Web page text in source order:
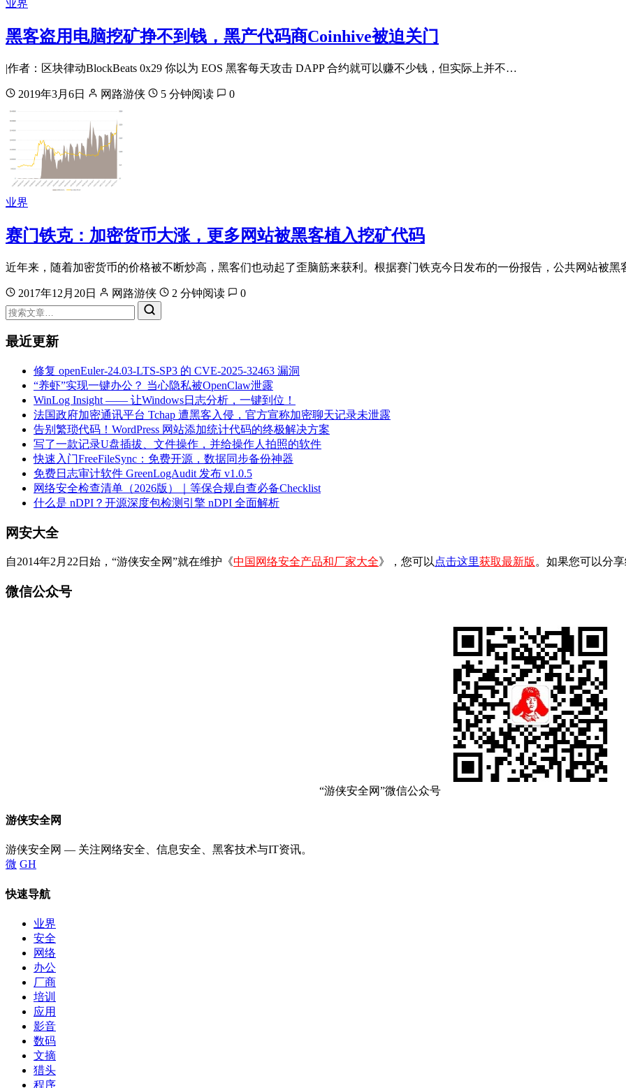
业界
黑客盗用电脑挖矿挣不到钱，黑产代码商Coinhive被迫关门
|作者：区块律动BlockBeats 0x29 你以为 EOS 黑客每天攻击 DAPP 合约就可以赚不少钱，但实际上并不…
2019年3月6日 网路游侠 5 分钟阅读 0
业界
赛门铁克：加密货币大涨，更多网站被黑客植入挖矿代码
近年来，随着加密货币的价格被不断炒高，黑客们也动起了歪脑筋来获利。根据赛门铁克今日发布的一份报告，公共网站被
2017年12月20日 网路游侠 2 分钟阅读 0
最近更新
修复 openEuler-24.03-LTS-SP3 的 CVE-2025-32463 漏洞
“养虾”实现一键办公？ 当心隐私被OpenClaw泄露
WinLog Insight —— 让Windows日志分析，一键到位！
法国政府加密通讯平台 Tchap 遭黑客入侵，官方宣称加密聊天记录未泄露
告别繁琐代码！WordPress 网站添加统计代码的终极解决方案
写了一款记录U盘插拔、文件操作，并给操作人拍照的软件
快速入门FreeFileSync：免费开源，数据同步备份神器
免费日志审计软件 GreenLogAudit 发布 v1.0.5
网络安全检查清单（2026版）｜等保合规自查必备Checklist
什么是 nDPI？开源深度包检测引擎 nDPI 全面解析
网安大全
自2014年2月22日始，“游侠安全网”就在维护《中国网络安全产品和厂家大全》，您可以 点击这里获取最新版 。如果您可以分
微信公众号
“游侠安全网”微信公众号
游侠安全网
游侠安全网 — 关注网络安全、信息安全、黑客技术与IT资讯。
微 GH
快速导航
业界
安全
网络
办公
厂商
培训
应用
影音
数码
文摘
猎头
程序